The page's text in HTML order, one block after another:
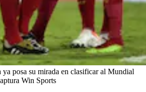
posa su mirada en clasificar al Mundial
Win Sports